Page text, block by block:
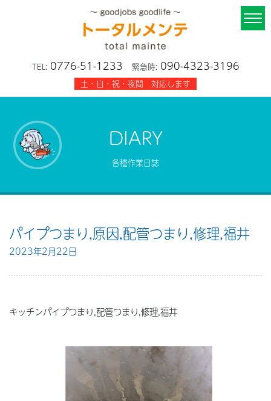
TEL: 0776-51-1233 緊急時: 090-4323-3196
土・日・祝・夜間 対応します
DIARY
各種作業日誌
パイプつまり,原因,配管つまり,修理,福井
2023年2月22日
キッチンパイプつまり,配管つまり,修理,福井